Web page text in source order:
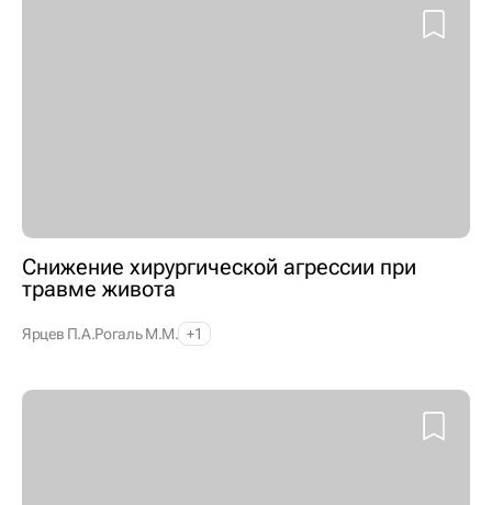
Снижение хирургической агрессии при
травме живота
Ярцев П.А.Рогаль М.М. +1